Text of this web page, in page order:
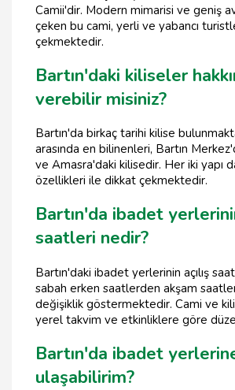
Camii'dir. Modern mimarisi ve geniş
çeken bu cami, yerli ve yabancı
çekmektedir.
Bartın'daki kiliseler
verebilir misiniz?
Bartın'da birkaç tarihi kilise
arasında en bilinenleri, Bartın
ve Amasra'daki kilisedir. Her iki yapı
özellikleri ile dikkat çekmektedir.
Bartın'da ibadet
saatleri nedir?
Bartın'daki ibadet yerlerinin açılış
sabah erken saatlerden akşam
değişiklik göstermektedir. Cami ve
yerel takvim ve etkinliklere göre
Bartın'da ibadet
ulaşabilirim?